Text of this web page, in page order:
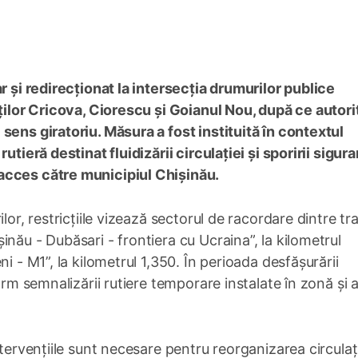
și redirecționat la intersecția drumurilor publice
Cricova, Ciorescu și Goianul Nou, după ce
giratoriu. Măsura a fost instituită în contextul
destinat fluidizării circulației și sporirii
către municipiul Chișinău.
restricțiile vizează sectorul de racordare dintre
- Dubăsari - frontiera cu Ucraina”, la kilometrul
- M1”, la kilometrul 1,350. În perioada desfășurării
semnalizării rutiere temporare instalate în zonă și
sunt necesare pentru reorganizarea